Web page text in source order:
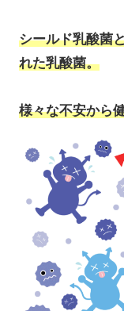
シールド乳酸菌
れた乳酸菌。
様々な不安から